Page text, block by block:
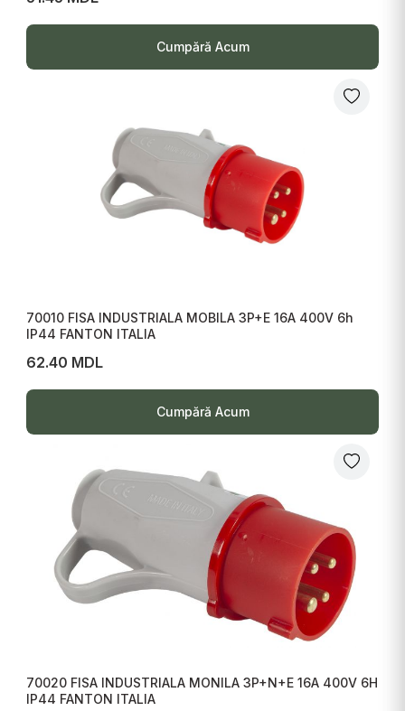
Cumpără Acum
70010 FISA INDUSTRIALA MOBILA 3P+E 16A 400V 6h
IP44 FANTON ITALIA
62.40 MDL
Cumpără Acum
70020 FISA INDUSTRIALA MONILA 3P+N+E 16A 400V 6H
IP44 FANTON ITALIA